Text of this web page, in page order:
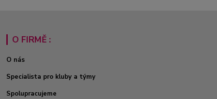
O FIRMĚ :
O nás
Specialista pro kluby a týmy
Spolupracujeme